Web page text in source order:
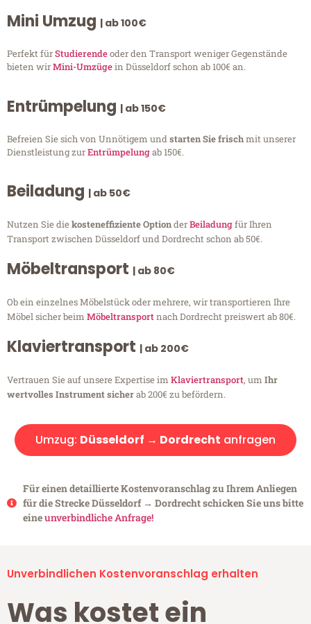
Mini Umzug | ab 100€
Perfekt fürStudierendeoder den Transport weniger Gegenstände
bieten wirMini-Umzügein Düsseldorf schon ab 100€ an.
Entrümpelung | ab 150€
Befreien Sie sich von Unnötigem undstarten Sie frischmit unserer
Dienstleistung zurEntrümpelungab 150€.
Beiladung | ab 50€
Nutzen Sie diekosteneffiziente OptionderBeiladungfür Ihren
Transport zwischen Düsseldorf und Dordrecht schon ab 50€.
Möbeltransport | ab 80€
Ob ein einzelnes Möbelstück oder mehrere, wir transportieren Ihre
Möbel sicher beim Möbeltransportnach Dordrecht preiswert ab 80€.
Klaviertransport | ab 200€
Vertrauen Sie auf unsere Expertise im Klaviertransport, um Ihr
wertvolles Instrument sicherab 200€ zu befördern.
Umzug: Düsseldorf → Dordrecht anfragen
Für einen detaillierte Kostenvoranschlag zu Ihrem Anliegen
für die Strecke Düsseldorf → Dordrecht schicken Sie uns bitte
eineunverbindliche Anfrage!
Unverbindlichen Kostenvoranschlag erhalten
Was kostet ein